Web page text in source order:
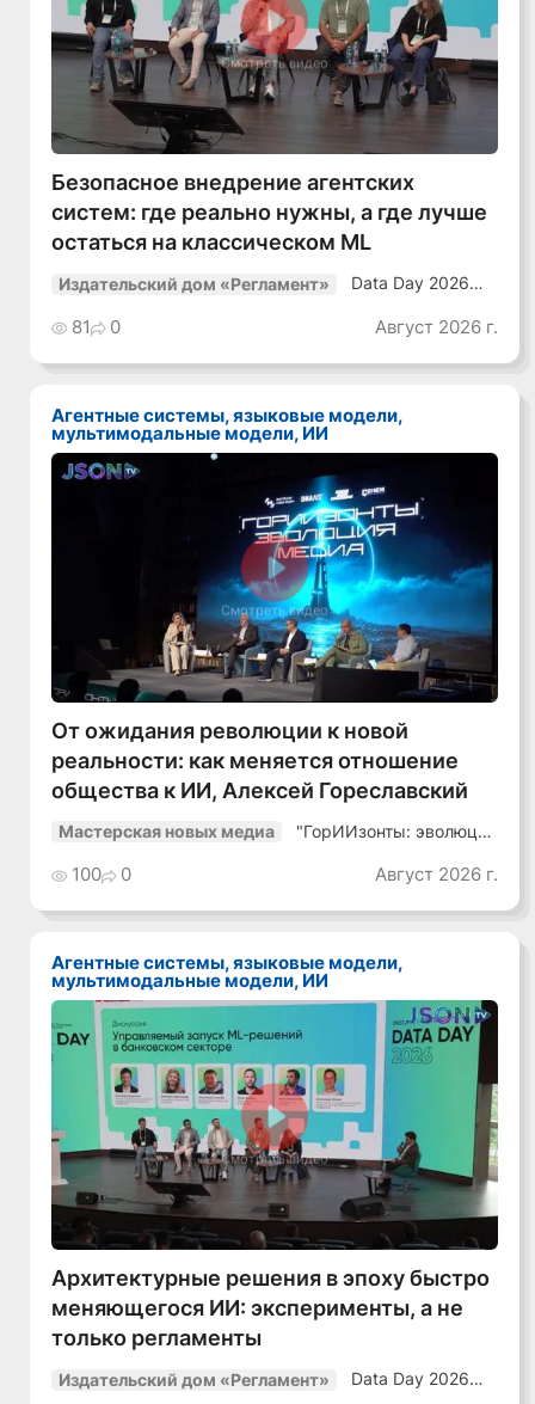
Смотреть видео
Безопасное внедрение агентских
систем: где реально нужны, а где лучше
остаться на классическом ML
Издательский дом «Регламент»
Data Day 2026
Как сохранять
уверенный курс
среде»
81 0 Август 2026 г.
Агентные системы, языковые модели,
мультимодальные модели, ИИ
Смотреть видео
От ожидания революции к новой
реальности: как меняется отношение
общества к ИИ, Алексей Гореславский
Мастерская новых медиа
"ГорИИзонты: эволюция
100 0 Август 2026 г.
Агентные системы, языковые модели,
мультимодальные модели, ИИ
Смотреть видео
Архитектурные решения в эпоху быстро
меняющегося ИИ: эксперименты, а не
только регламенты
Издательский дом «Регламент»
Data Day 2026